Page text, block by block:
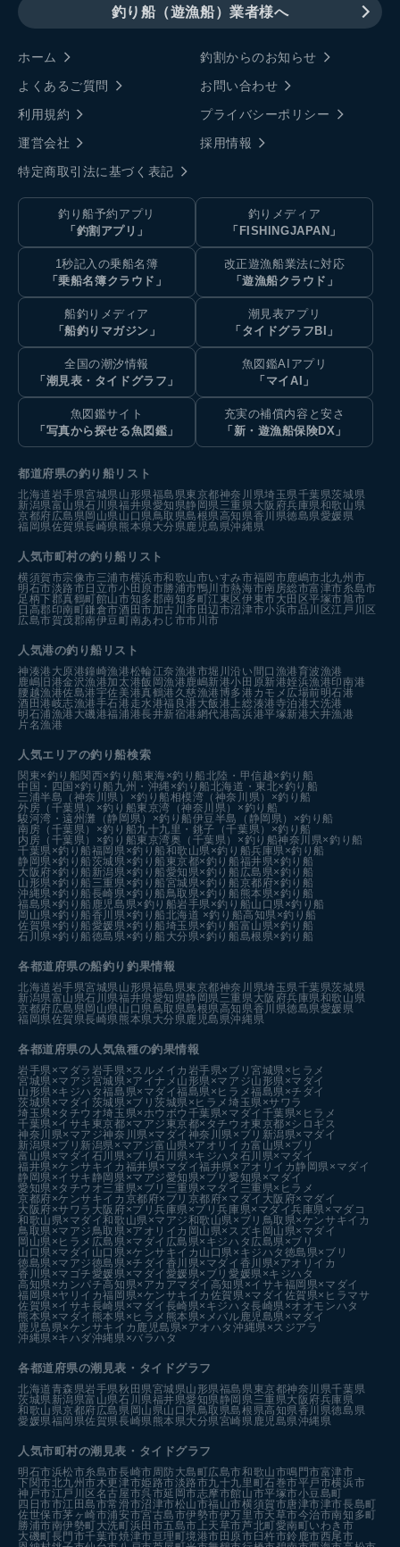
釣り船（遊漁船）業者様へ
ホーム
釣割からのお知らせ
よくあるご質問
お問い合わせ
利用規約
プライバシーポリシー
運営会社
採用情報
特定商取引法に基づく表記
釣り船予約アプリ
「釣割アプリ」
釣りメディア
「FISHINGJAPAN」
1秒記入の乗船名簿
「乗船名簿クラウド」
改正遊漁船業法に対応
「遊漁船クラウド」
船釣りメディア
「船釣りマガジン」
潮見表アプリ
「タイドグラフBI」
全国の潮汐情報
「潮見表・タイドグラフ」
魚図鑑AIアプリ
「マイAI」
魚図鑑サイト
「写真から探せる魚図鑑」
充実の補償内容と安さ
「新・遊漁船保険DX」
都道府県の釣り船リスト
北海道岩手県宮城県山形県福島県東京都神奈川県埼玉県千葉県茨城県
新潟県富山県石川県福井県愛知県静岡県三重県大阪府兵庫県和歌山県
京都府広島県岡山県山口県鳥取県島根県高知県香川県徳島県愛媛県
福岡県佐賀県長崎県熊本県大分県鹿児島県沖縄県
人気市町村の釣り船リスト
横須賀市宗像市三浦市横浜市和歌山市いすみ市福岡市鹿嶋市北九州市
明石市淡路市 日立市小田原市勝浦市鴨川市熱海市南房総市富津市糸島市
足柄下郡真鶴町館山市知多郡南知多町江東区伊東市大田区平塚市旭市
日高郡印南町鎌倉市酒田市加古川市 田辺市沼津市小浜市品川区江戸川区
広島市賀茂郡南伊豆町南あわじ市市川市
人気港の釣り船リスト
神湊港 大原港鐘崎漁港松輪江奈漁港市堀川沿い 間口漁港育波漁港
鹿嶋旧港金沢漁港加太港飯岡漁港鹿嶋新港小田原新港姪浜漁港印南港
腰越漁港佐島港宇佐美港真鶴港 久慈漁港博多港カモメ広場前明石港
酒田港岐志漁港手石港 走水港福良港 大飯港 上総湊港寺泊港大洗港
明石浦漁港 大磯港福浦港長井新宿港網代港高浜港平塚新港大井漁港
片名漁港
人気エリアの釣り船検索
関東×釣り船関西×釣り船 東海×釣り船北陸・甲信越×釣り船
中国・四国×釣り船 九州・沖縄×釣り船北海道・東北×釣り船
三浦半島（神奈川県）×釣り船相模湾（神奈川県）×釣り船
外房（千葉県）×釣り船東京湾（神奈川県）×釣り船
駿河湾・遠州灘（静岡県）×釣り船伊豆半島（静岡県）×釣り船
南房（千葉県）×釣り船九十九里・銚子（千葉県）×釣り船
内房（千葉県）×釣り船東京湾奥（千葉県）×釣り船神奈川県×釣り船
千葉県×釣り船福岡県×釣り船和歌山県×釣り船兵庫県×釣り船
静岡県×釣り船茨城県×釣り船 東京都×釣り船福井県×釣り船
大阪府×釣り船 新潟県×釣り船愛知県×釣り船 広島県×釣り船
山形県×釣り船 三重県×釣り船宮城県×釣り船京都府×釣り船
沖縄県×釣り船長崎県×釣り船鳥取県×釣り船 熊本県×釣り船
福島県×釣り船 鹿児島県×釣り船岩手県×釣り船山口県×釣り船
岡山県×釣り船香川県×釣り船北海道 ×釣り船高知県×釣り船
佐賀県×釣り船愛媛県×釣り船埼玉県×釣り船富山県×釣り船
石川県×釣り船徳島県×釣り船 大分県×釣り船島根県×釣り船
各都道府県の船釣り釣果情報
北海道岩手県宮城県山形県福島県東京都神奈川県埼玉県千葉県茨城県
新潟県富山県石川県福井県愛知県静岡県三重県大阪府兵庫県和歌山県
京都府広島県岡山県山口県鳥取県島根県高知県香川県徳島県愛媛県
福岡県佐賀県長崎県熊本県大分県鹿児島県沖縄県
各都道府県の人気魚種の釣果情報
岩手県×マダラ 岩手県×スルメイカ 岩手県×ブリ宮城県×ヒラメ
宮城県×マアジ宮城県×アイナメ 山形県×マアジ山形県×マダイ
山形県×キジハタ福島県×マダイ福島県×ヒラメ福島県×チダイ
茨城県×マダイ 茨城県×ブリ茨城県×ヒラメ埼玉県×サワラ
埼玉県×タチウオ埼玉県×ホウボウ 千葉県×マダイ 千葉県×ヒラメ
千葉県×イサキ 東京都×マアジ 東京都×タチウオ東京都×シロギス
神奈川県×マアジ神奈川県×マダイ 神奈川県×ブリ 新潟県×マダイ
新潟県×ブリ 新潟県×マアジ富山県×アオリイカ富山県×ブリ
富山県×マダイ 石川県×ブリ石川県×キジハタ 石川県×マダイ
福井県×ケンサキイカ 福井県×マダイ福井県×アオリイカ 静岡県×マダイ
静岡県×イサキ 静岡県×マアジ愛知県×ブリ愛知県×マダイ
愛知県×タチウオ三重県×ブリ 三重県×マダイ 三重県×ヒラメ
京都府×ケンサキイカ 京都府×ブリ 京都府×マダイ 大阪府×マダイ
大阪府×サワラ 大阪府×ブリ兵庫県×ブリ兵庫県×マダイ兵庫県×マダコ
和歌山県×マダイ和歌山県×マアジ和歌山県×ブリ 鳥取県×ケンサキイカ
鳥取県×マアジ鳥取県×アオリイカ 岡山県×スズキ 岡山県×マダイ
岡山県×ヒラメ 広島県×マダイ 広島県×キジハタ 広島県×ブリ
山口県×マダイ 山口県×ケンサキイカ 山口県×キジハタ 徳島県×ブリ
徳島県×マアジ徳島県×チダイ 香川県×マダイ 香川県×アオリイカ
香川県×マゴチ愛媛県×マダイ 愛媛県×ブリ愛媛県×キジハタ
高知県×カンパチ高知県×アカアマダイ 高知県×イサキ福岡県×マダイ
福岡県×ヤリイカ福岡県×ケンサキイカ 佐賀県×マダイ 佐賀県×ヒラマサ
佐賀県×イサキ長崎県×マダイ 長崎県×キジハタ長崎県×オオモンハタ
熊本県×マダイ 熊本県×ヒラメ 熊本県×メバル鹿児島県×マダイ
鹿児島県×ケンサキイカ 鹿児島県×アオハタ沖縄県×スジアラ
沖縄県×キハダ沖縄県×バラハタ
各都道府県の潮見表 ・タイドグラフ
北海道青森県岩手県秋田県宮城県山形県福島県東京都神奈川県千葉県
茨城県新潟県富山県石川県福井県愛知県静岡県三重県大阪府兵庫県
和歌山県京都府広島県 岡山県山口県鳥取県島根県高知県香川県徳島県
愛媛県福岡県佐賀県長崎県熊本県大分県宮崎県鹿児島県沖縄県
人気市町村の潮見表・タイドグラフ
明石市浜松市糸島市長崎市周防大島町広島市和歌山市鳴門市富津市
下関市北九州市木更津市姫路市淡路市九十九里町石巻市平戸市横浜市
神戸市江戸川区 名古屋市呉市延岡市志摩市館山市平塚市小豆島町
四日市市江田島市常滑市沼津市松山市福山市横須賀市唐津市津市長島町
佐世保市茅ヶ崎市浦安市宮古島市伊勢市伊万里市天草市今治市南知多町
勝浦市南伊勢町大洗町浜田市五島市 上天草市芦北町愛南町いわき市
大磯町長門市千葉市焼津市亘理町境港市 田原市 臼杵市鈴鹿市西尾市